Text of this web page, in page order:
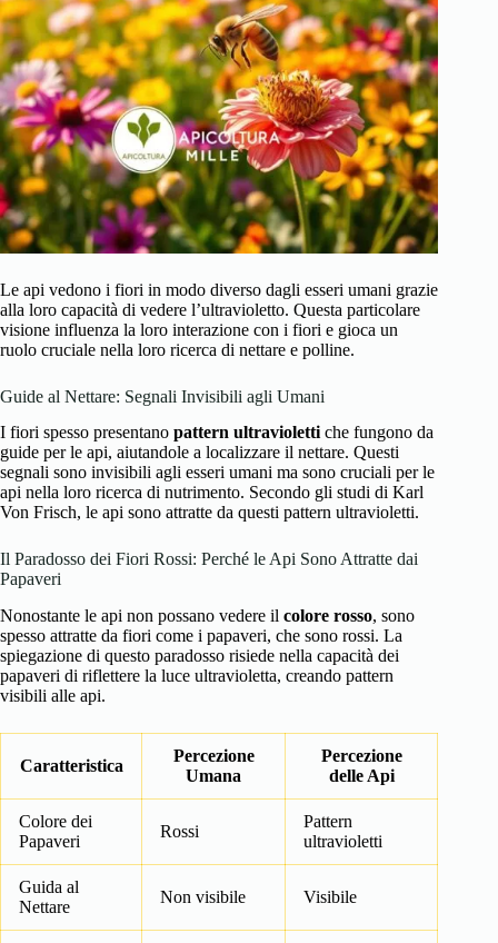
Le api vedono i fiori in modo diverso dagli esseri umani grazie
alla loro capacità di vedere l’ultravioletto. Questa particolare
visione influenza la loro interazione con i fiori e gioca un
ruolo cruciale nella loro ricerca di nettare e polline.
Guide al Nettare: Segnali Invisibili agli Umani
I fiori spesso presentano pattern ultraviolettiche fungono da
guide per le api, aiutandole a localizzare il nettare. Questi
segnali sono invisibili agli esseri umani ma sono cruciali per le
api nella loro ricerca di nutrimento. Secondo gli studi di Karl
Von Frisch, le api sono attratte da questi pattern ultravioletti.
Il Paradosso dei Fiori Rossi: Perché le Api Sono Attratte dai
Papaveri
Nonostante le api non possano vedere il colore rosso, sono
spesso attratte da fiori come i papaveri, che sono rossi. La
spiegazione di questo paradosso risiede nella capacità dei
papaveri di riflettere la luce ultravioletta, creando pattern
visibili alle api.
Caratteristica
Percezione
Umana
Percezione
delle Api
Colore dei
Papaveri
Rossi
Pattern
ultravioletti
Guida al
Nettare
Non visibile Visibile